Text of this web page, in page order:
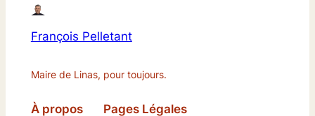
François Pelletant
Maire de Linas, pour toujours.
À propos Pages Légales